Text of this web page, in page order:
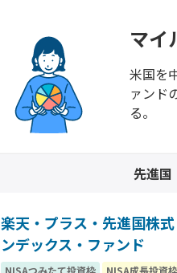
マイ
米国を
ァンド
る。
先進国
楽天・プラス・先進国株
ンデックス・ファンド
NISAつみたて投資枠 NISA成長投資枠